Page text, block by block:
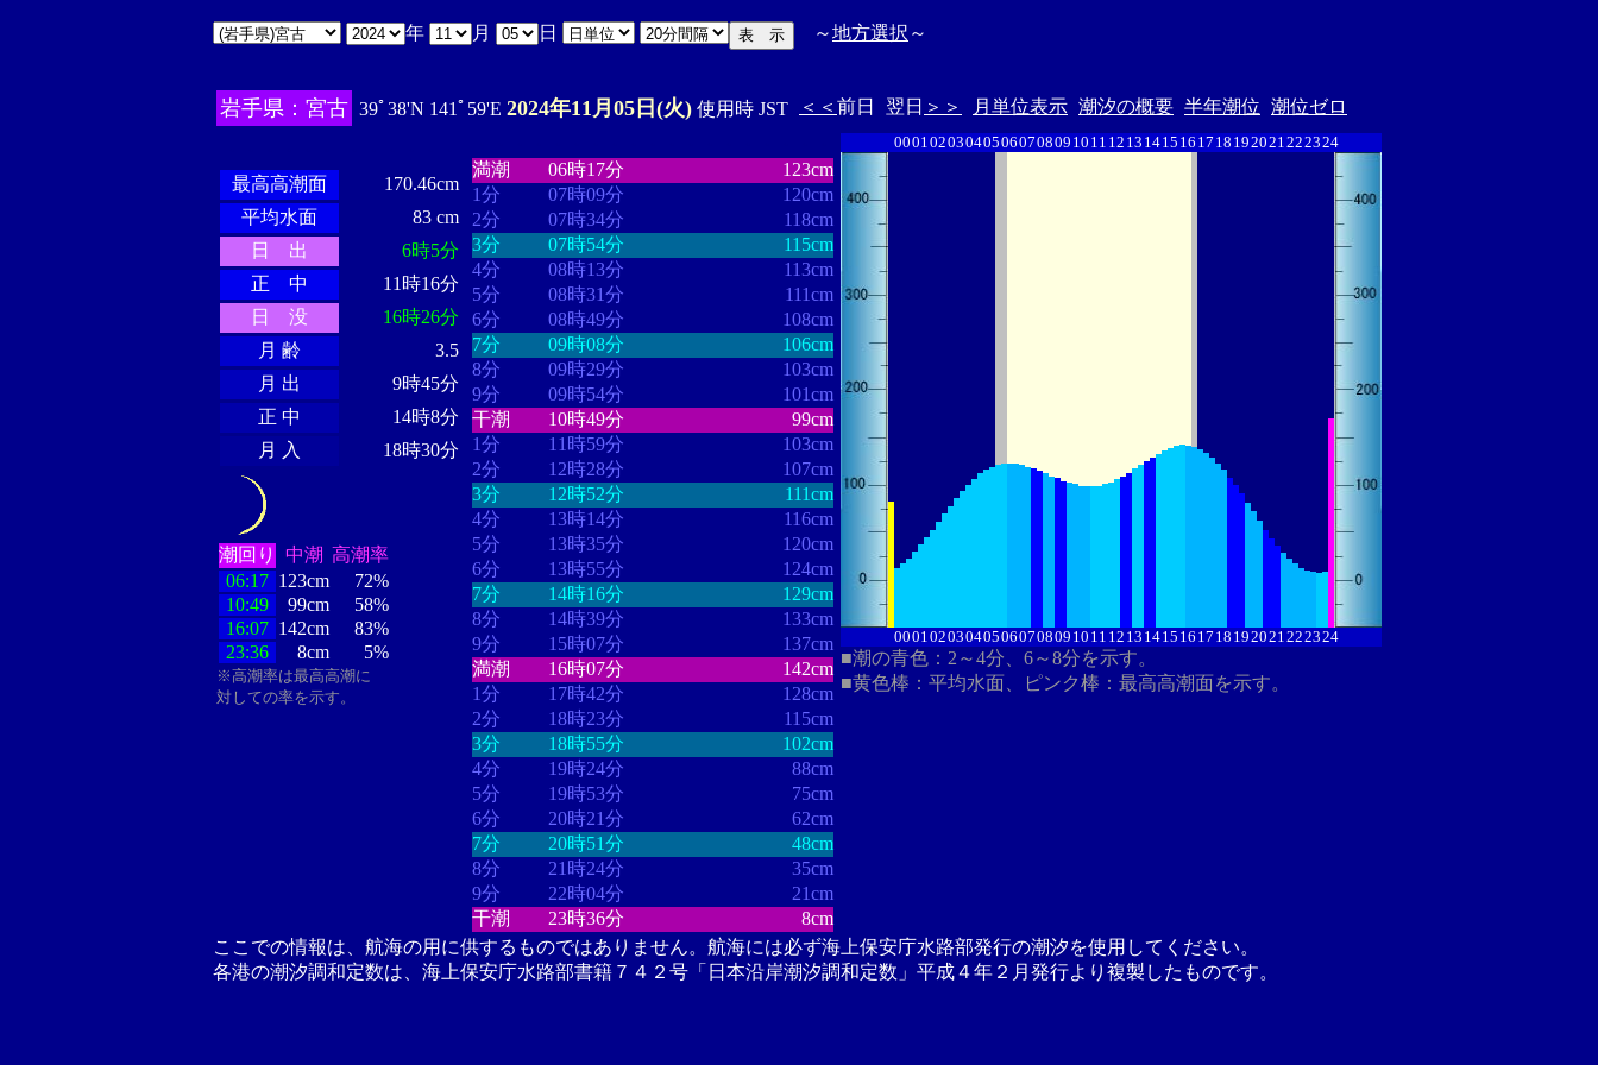
年 月 日 ～地方選択 ～
岩手県：宮古 39ﾟ38'N 141ﾟ59'E 2024年11月05日(火) 使用時 JST ＜＜ 前日 翌日 ＞＞ 月単位表示 潮汐の概要 半年潮位 潮位ゼロ
最高高潮面
170.46cm
平均水面
83 cm
日 出
6時5分
正 中
11時16分
日 没
16時26分
月 齢
3.5
月 出
9時45分
正 中
14時8分
月 入
18時30分
潮回り 中潮 高潮率
06:17 123cm
72%
10:49
99cm
58%
16:07 142cm
83%
23:36
8cm 5%
※高潮率は最高高潮に
対しての率を示す。
満潮
06時17分
123cm
1分
07時09分
120cm
2分
07時34分
118cm
3分
07時54分
115cm
4分
08時13分
113cm
5分
08時31分
111cm
6分
08時49分
108cm
7分
09時08分
106cm
8分
09時29分
103cm
9分
09時54分
101cm
干潮
10時49分
99cm
1分
11時59分
103cm
2分
12時28分
107cm
3分
12時52分
111cm
4分
13時14分
116cm
5分
13時35分
120cm
6分
13時55分
124cm
7分
14時16分
129cm
8分
14時39分
133cm
9分
15時07分
137cm
満潮
16時07分
142cm
1分
17時42分
128cm
2分
18時23分
115cm
3分
18時55分
102cm
4分
19時24分
88cm
5分
19時53分
75cm
6分
20時21分
62cm
7分
20時51分
48cm
8分
21時24分
35cm
9分
22時04分
21cm
干潮
23時36分 8cm
00010203040506070809 10 11 12 13 1415 16 17 18 192021222324
00010203040506070809 10 11 12 13 1415 16 17 18 192021222324
■潮の青色：2～4分、6～8分を示す。
■黄色棒：平均水面、ピンク棒：最高高潮面を示す。
ここでの情報は、航海の用に供するものではありません。航海には必ず海上保安庁水路部発行の潮汐を使用してください。
各港の潮汐調和定数は、海上保安庁水路部書籍７４２号「日本沿岸潮汐調和定数」平成４年２月発行より複製したものです。